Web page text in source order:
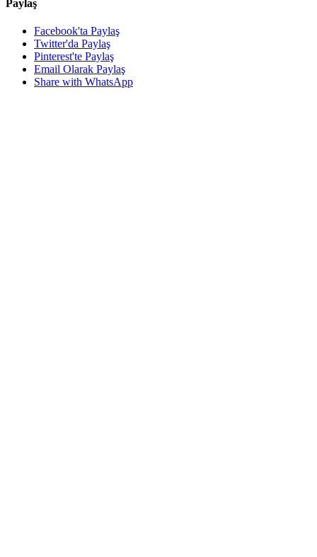
Paylaş
Facebook'ta Paylaş
Twitter'da Paylaş
Pinterest'te Paylaş
Email Olarak Paylaş
Share with WhatsApp